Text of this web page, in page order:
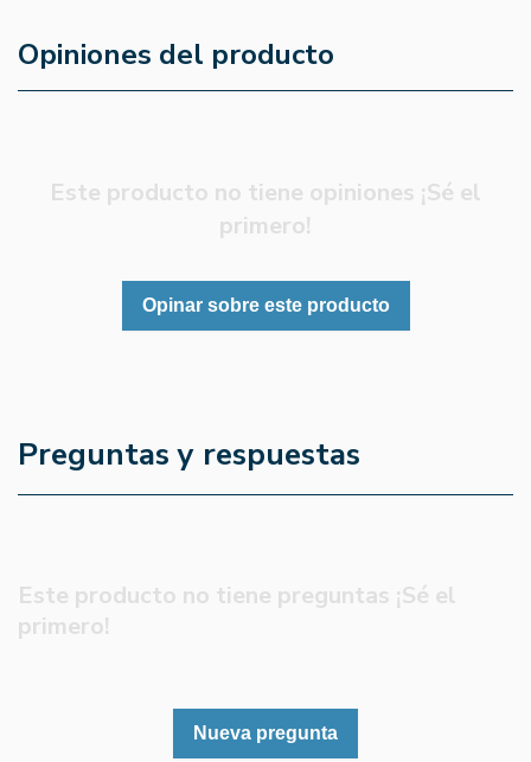
Opiniones del producto
Este producto no tiene opiniones ¡Sé el
primero!
Opinar sobre este producto
Preguntas y respuestas
Este producto no tiene preguntas ¡Sé el
primero!
Nueva pregunta